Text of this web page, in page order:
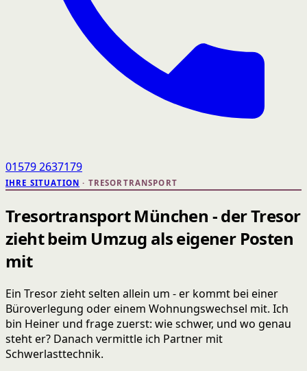
01579 2637179
IHRE SITUATION · TRESORTRANSPORT
Tresortransport München - der Tresor
zieht beim Umzug als eigener Posten
mit
Ein Tresor zieht selten allein um - er kommt bei einer
Büroverlegung oder einem Wohnungswechsel mit. Ich
bin Heiner und frage zuerst: wie schwer, und wo genau
steht er? Danach vermittle ich Partner mit
Schwerlasttechnik.